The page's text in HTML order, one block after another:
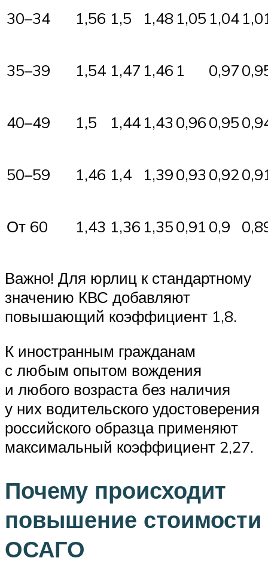
30–34 1,56 1,5 1,48 1,05 1,04
35–39 1,54 1,47 1,46 1 0,97
40–49 1,5 1,44 1,43 0,960,95
50–59 1,46 1,4 1,390,93 0,92
От 60 1,43 1,36 1,350,91 0,9
Важно! Для юрлиц к стандартному
значению КВС добавляют
повышающий коэффициент 1,8.
К иностранным гражданам
с любым опытом вождения
и любого возраста без наличия
у них водительского удостоверения
российского образца применяют
максимальный коэффициент 2,27.
Почему происходит
повышение стоимости
ОСАГО